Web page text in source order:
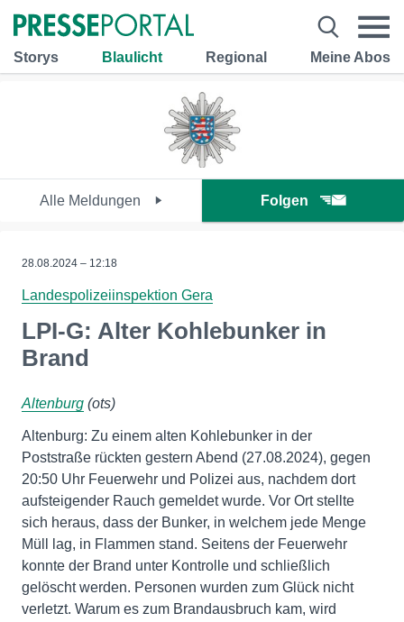
Storys Blaulicht Regional Meine Abos
Alle Meldungen Folgen
28.08.2024 – 12:18
Landespolizeiinspektion Gera
LPI-G: Alter Kohlebunker in
Brand
Altenburg (ots)
Altenburg: Zu einem alten Kohlebunker in der
Poststraße rückten gestern Abend (27.08.2024), gegen
20:50 Uhr Feuerwehr und Polizei aus, nachdem dort
aufsteigender Rauch gemeldet wurde. Vor Ort stellte
sich heraus, dass der Bunker, in welchem jede Menge
Müll lag, in Flammen stand. Seitens der Feuerwehr
konnte der Brand unter Kontrolle und schließlich
gelöscht werden. Personen wurden zum Glück nicht
verletzt. Warum es zum Brandausbruch kam, wird